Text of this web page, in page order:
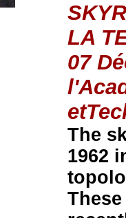
LA
07
The
1962